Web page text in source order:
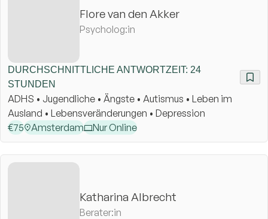
Flore van den Akker
Psycholog:in
DURCHSCHNITTLICHE ANTWORTZEIT: 24
STUNDEN
ADHS • Jugendliche • Ängste • Autismus • Leben im
Ausland • Lebensveränderungen • Depression
€75 Amsterdam Nur Online
Katharina Albrecht
Berater:in